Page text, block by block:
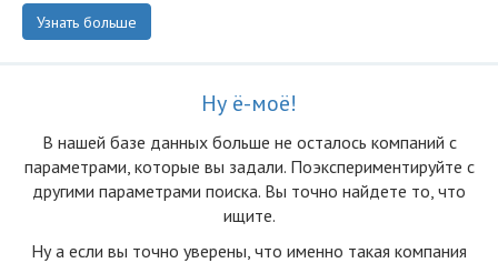
Узнать больше
Ну ё-моё!
В нашей базе данных больше не осталоcь компаний с
параметрами, которые вы задали. Поэкспериментируйте с
другими параметрами поиска. Вы точно найдете то, что
ищите.
Ну а если вы точно уверены, что именно такая компания